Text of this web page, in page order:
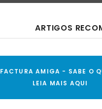
ARTIGOS
FACTURA AMIGA - SABE O
LEIA MAIS AQUI